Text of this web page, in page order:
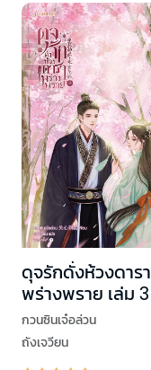
ดุจรักดั่งห้วงดารา
พร่างพราย เล่ม 3
กวนซินเจ๋อล่วน
ถังเจวียน